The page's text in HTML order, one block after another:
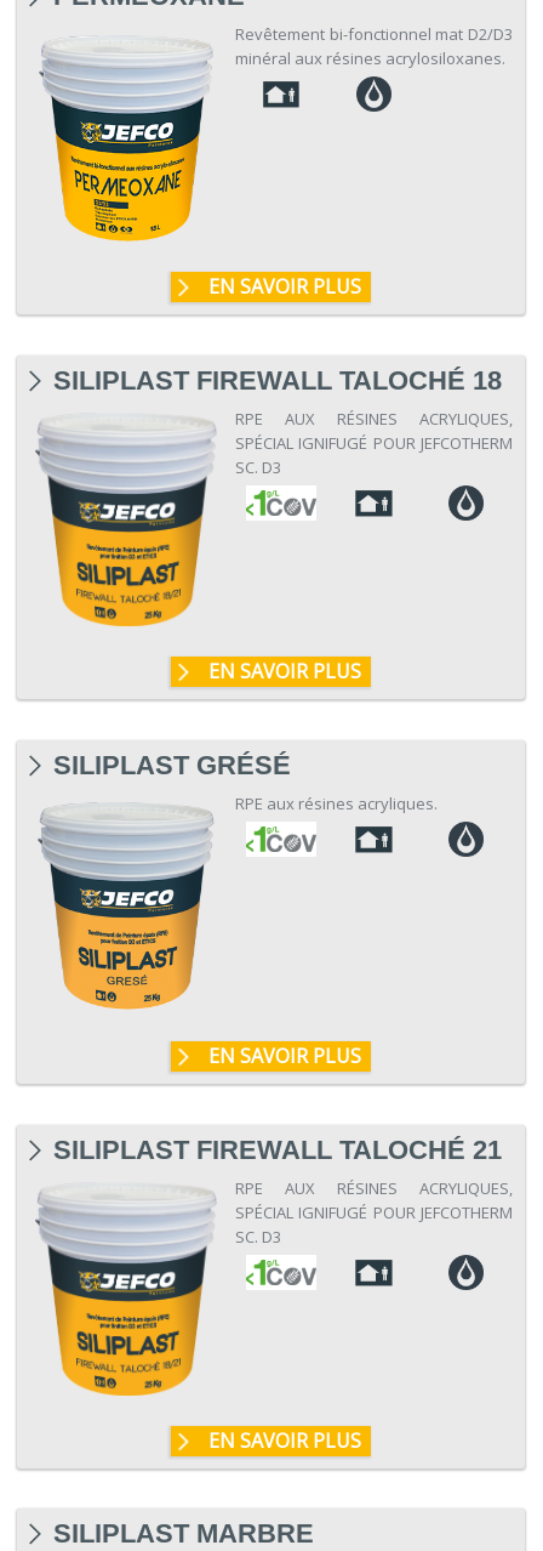
Revêtement bi-fonctionnel mat D2/D3
minéral aux résines acrylosiloxanes.
EN SAVOIR PLUS
SILIPLAST FIREWALL TALOCHÉ 18
RPE AUX RÉSINES ACRYLIQUES,
SPÉCIAL IGNIFUGÉ POUR JEFCOTHERM
SC. D3
EN SAVOIR PLUS
SILIPLAST GRÉSÉ
RPE aux résines acryliques.
EN SAVOIR PLUS
SILIPLAST FIREWALL TALOCHÉ 21
RPE AUX RÉSINES ACRYLIQUES,
SPÉCIAL IGNIFUGÉ POUR JEFCOTHERM
SC. D3
EN SAVOIR PLUS
SILIPLAST MARBRE